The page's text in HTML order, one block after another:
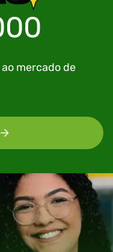
mercado de